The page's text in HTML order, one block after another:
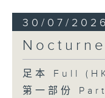
30/07/2026
Nocturne
足本 Full
第一部份